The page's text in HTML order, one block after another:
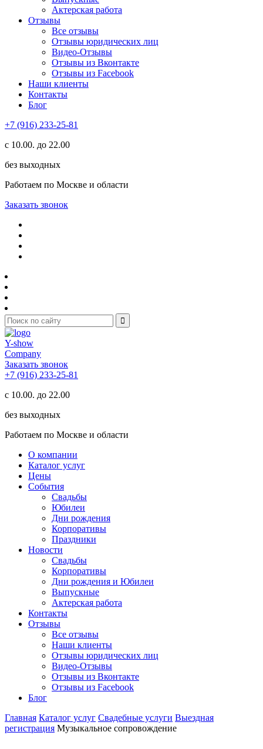
Актерская работа
Отзывы
Все отзывы
Отзывы юридических лиц
Видео-Отзывы
Отзывы из Вконтакте
Отзывы из Facebook
Наши клиенты
Контакты
Блог
+7 (916) 233-25-81
с 10.00. до 22.00
без выходных
Работаем по Москве и области
Заказать звонок
Y-show
Company
Заказать звонок
+7 (916) 233-25-81
с 10.00. до 22.00
без выходных
Работаем по Москве и области
О компании
Каталог услуг
Цены
События
Свадьбы
Юбилеи
Дни рождения
Корпоративы
Праздники
Новости
Свадьбы
Корпоративы
Дни рождения и Юбилеи
Выпускные
Актерская работа
Контакты
Отзывы
Все отзывы
Наши клиенты
Отзывы юридических лиц
Видео-Отзывы
Отзывы из Вконтакте
Отзывы из Facebook
Блог
Главная Каталог услуг Свадебные услуги Выездная
регистрация Музыкальное сопровождение